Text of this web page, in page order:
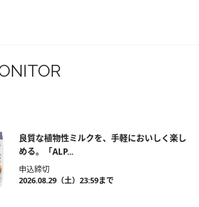
良質な植物性ミルクを、手軽においしく楽し
める。「ALP...
申込締切
2026.08.29（土）23:59まで